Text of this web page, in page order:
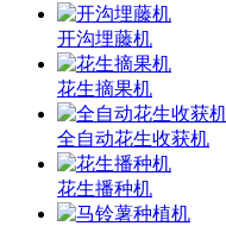
开沟埋藤机
花生摘果机
全自动花生收获机
花生播种机